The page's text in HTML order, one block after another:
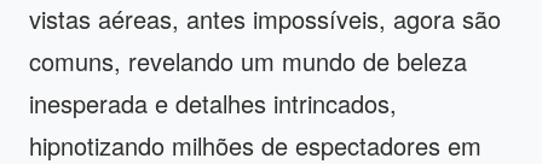
vistas aéreas, antes impossíveis, agora são
comuns, revelando um mundo de beleza
inesperada e detalhes intrincados,
hipnotizando milhões de espectadores em